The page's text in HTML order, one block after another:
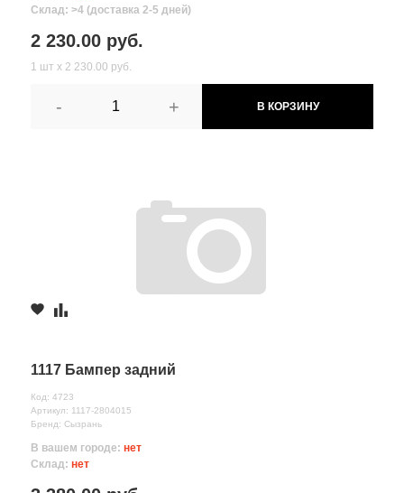
Склад: >4 (доставка 2-5 дней)
2 230.00 руб.
1 шт х 2 230.00 руб.
- + В КОРЗИНУ
1117 Бампер задний
Код: 4723
Артикул: 1117-2804015
Бренд: Сызрань
В вашем городе: нет
Склад: нет